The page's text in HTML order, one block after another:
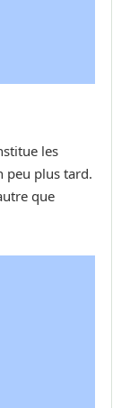
les
peu plus tard.
que